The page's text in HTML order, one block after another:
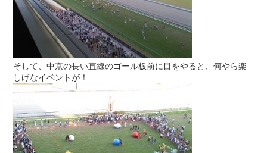
そして、中京の長い直線のゴール板前に目をやると、何やら楽
しげなイベントが！